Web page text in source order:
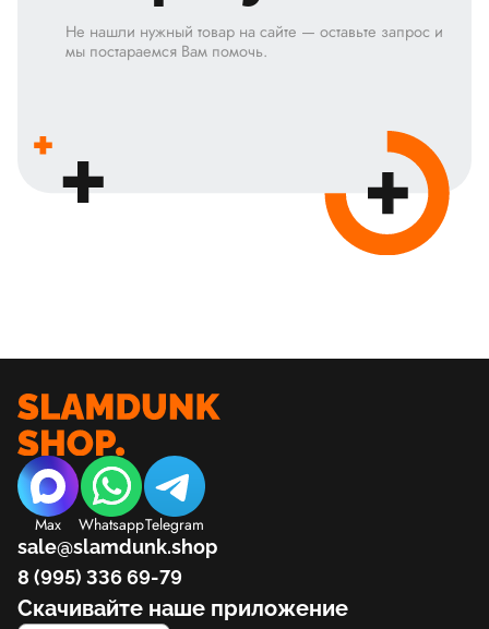
Не нашли нужный товар на сайте — оставьте запрос и
мы постараемся Вам помочь.
Max WhatsappTelegram
sale@slamdunk.shop
8 (995) 336 69-79
Скачивайте наше приложение